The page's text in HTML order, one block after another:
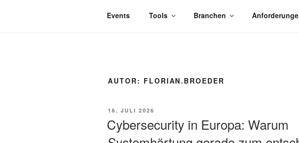
Events Tools Branchen
AUTOR: FLORIAN.BROEDER
VERÖFFENTLICHT
16. JULI 2026
Cybersecurity in Europa: Warum